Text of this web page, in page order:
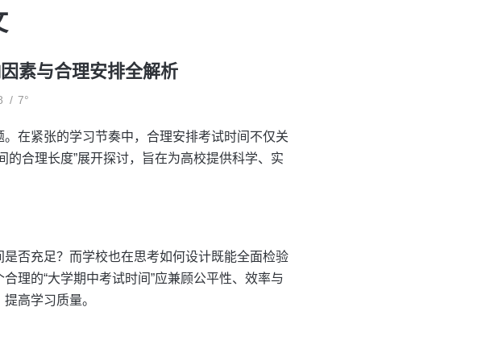
素与合理安排全解析
7°
在紧张的学习节奏中，合理安排考试时间不仅关
合理长度”展开探讨，旨在为高校提供科学、实
否充足？而学校也在思考如何设计既能全面检验
理的“大学期中考试时间”应兼顾公平性、效率与
高学习质量。